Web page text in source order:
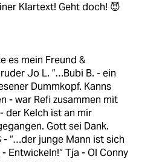
Klartext! Geht doch! 😈
es mein Freund &
Jo L. ”…Bubi B. - ein
Dummkopf. Kanns
- war Refi zusammen mit
- der Kelch ist an mir
Gott sei Dank.
- “…der junge Mann ist sich
Entwickeln!“ Tja - Ol Conny